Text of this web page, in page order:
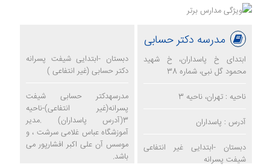
مدرسه دکتر حسابی
ابتدای خ پاسداران، خ شهید
محمود گل نبی، شماره 38
ناحیه : تهران، ناحیه 3
آدرس : پاسداران
دبستان -ابتدایی غیر انتفاعی
شیفت پسرانه
دبستان -ابتدایی شیفت پسرانه
دکتر حسابی (غیر انتفاعی )
مدرسهدکتر حسابی شیفت
پسرانه(غیر انتفاعی)-ناحیه
3(آدرس پاسداران) .مدیر
آموزشگاه عباس غلامی سرشت ، و
موسس آن علی اکبر افشارپور می
باشد.